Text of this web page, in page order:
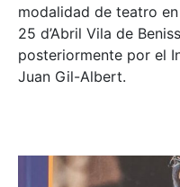
modalidad de teatro
25 d’Abril Vila de
posteriormente por el
Juan Gil-Albert.